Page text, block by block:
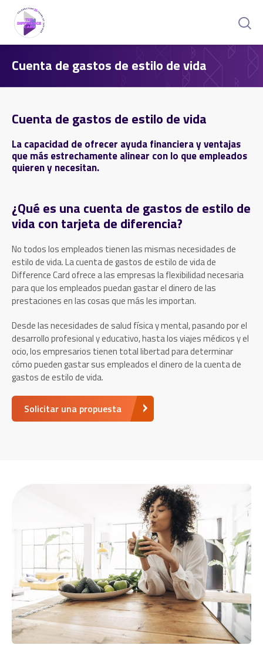
Cuenta de gastos de estilo de vida
Cuenta de gastos de estilo de vida
La capacidad de ofrecer ayuda financiera y ventajas
quemásestrechamentealinear conlo queempleados
quierenynecesitan.
¿Qué es una cuenta de gastos de estilo de
vida con tarjeta de diferencia?
No todos los empleados tienen las mismas necesidades de
estilo de vida. La cuenta de gastos de estilo de vida de
Difference Card ofrece a las empresas la flexibilidad necesaria
para que los empleados puedan gastar el dinero de las
prestaciones en las cosas que más les importan.
Desde las necesidades de salud física y mental, pasando por el
desarrollo profesional y educativo, hasta los viajes médicos y el
ocio, los empresarios tienen total libertad para determinar
cómo pueden gastar sus empleados el dinero de la cuenta de
gastos de estilo de vida.
Solicitar una propuesta